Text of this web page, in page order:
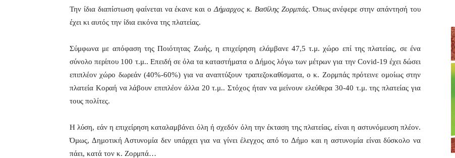
Την ίδια διαπίστωση φαίνεται να έκανε και ο Δήμαρχος κ. Βασίλης Ζορμπάς. Όπως ανέφερε στην απάντησή του
έχει κι αυτός την ίδια εικόνα της πλατείας.
Σύμφωνα με απόφαση της Ποιότητας Ζωής, η επιχείρηση ελάμβανε 47,5 τ.μ. χώρο επί της πλατείας, σε ένα
σύνολο περίπου 100 τ.μ.. Επειδή σε όλα τα καταστήματα ο Δήμος λόγω των μέτρων για την Covid-19 έχει δώσει
επιπλέον χώρο δωρεάν (40%-60%) για να αναπτύξουν τραπεζοκαθίσματα, ο κ. Ζορμπάς πρότεινε ομοίως στην
πλατεία Κοραή να λάβουν επιπλέον άλλα 20 τ.μ.. Στόχος ήταν να μείνουν ελεύθερα 30-40 τ.μ. της πλατείας για
τους πολίτες.
Η λύση, εάν η επιχείρηση καταλαμβάνει όλη ή σχεδόν όλη την έκταση της πλατείας, είναι η αστυνόμευση πλέον.
Όμως, Δημοτική Αστυνομία δεν υπάρχει για να γίνει έλεγχος από το Δήμο και η αστυνομία είναι δύσκολο να
πάει, κατά τον κ. Ζορμπά…